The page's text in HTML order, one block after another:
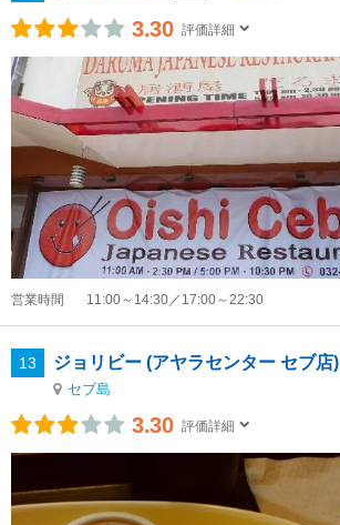
3.30 評価詳細
営業時間 11:00～14:30／17:00～22:30
13 ジョリビー (アヤラセンター セブ店)
セブ島
3.30 評価詳細